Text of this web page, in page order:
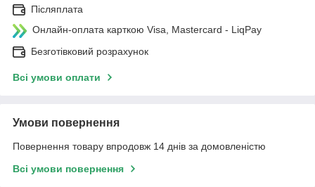
Післяплата
Онлайн-оплата карткою Visa, Mastercard - LiqPay
Безготівковий розрахунок
Всі умови оплати
Умови повернення
Повернення товару впродовж 14 днів за домовленістю
Всі умови повернення